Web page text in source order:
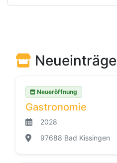
Neueinträge
Neueröffnung
Gastronomie
2028
97688 Bad Kissingen